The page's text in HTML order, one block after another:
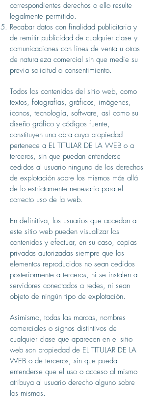
correspondientes derechos o ello resulte
legalmente permitido.
Recabar datos con finalidad publicitaria y
de remitir publicidad de cualquier clase y
comunicaciones con fines de venta u otras
de naturaleza comercial sin que medie su
previa solicitud o consentimiento.
Todos los contenidos del sitio web, como
textos, fotografías, gráficos, imágenes,
iconos, tecnología, software, así como su
diseño gráfico y códigos fuente,
constituyen una obra cuya propiedad
pertenece a EL TITULAR DE LA WEB o a
terceros, sin que puedan entenderse
cedidos al usuario ninguno de los derechos
de explotación sobre los mismos más allá
de lo estrictamente necesario para el
correcto uso de la web.
En definitiva, los usuarios que accedan a
este sitio web pueden visualizar los
contenidos y efectuar, en su caso, copias
privadas autorizadas siempre que los
elementos reproducidos no sean cedidos
posteriormente a terceros, ni se instalen a
servidores conectados a redes, ni sean
objeto de ningún tipo de explotación.
Asimismo, todas las marcas, nombres
comerciales o signos distintivos de
cualquier clase que aparecen en el sitio
web son propiedad de EL TITULAR DE LA
WEB o de terceros, sin que pueda
entenderse que el uso o acceso al mismo
atribuya al usuario derecho alguno sobre
los mismos.